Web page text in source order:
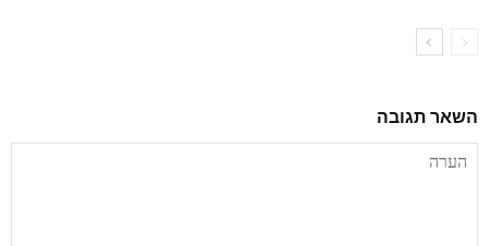
השאר תגובה